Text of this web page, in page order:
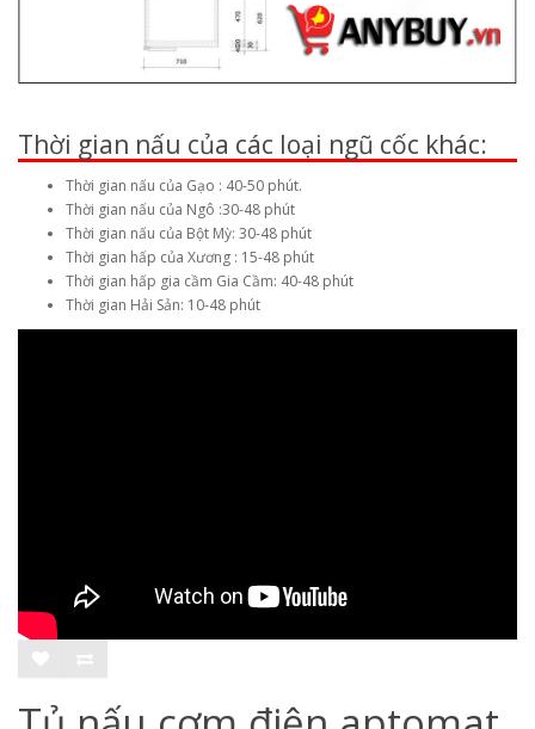
Thời gian nấu của các loại ngũ cốc khác:
Thời gian nấu của Gạo : 40-50 phút.
Thời gian nấu của Ngô :30-48 phút
Thời gian nấu của Bột Mỳ: 30-48 phút
Thời gian hấp của Xương : 15-48 phút
Thời gian hấp gia cầm Gia Cầm: 40-48 phút
Thời gian Hải Sản: 10-48 phút